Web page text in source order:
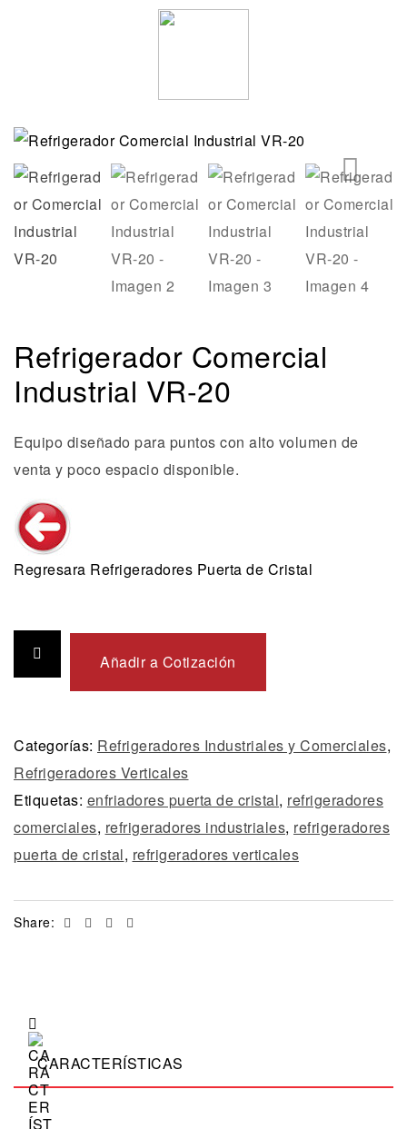
🔍
Refrigerador Comercial
Industrial VR-20
Equipo diseñado para puntos con alto volumen de
venta y poco espacio disponible.
Regresara Refrigeradores Puerta de Cristal
Añadir a Cotización
Categorías: Refrigeradores Industriales y Comerciales,
Refrigeradores Verticales
Etiquetas: enfriadores puerta de cristal, refrigeradores
comerciales, refrigeradores industriales, refrigeradores
puerta de cristal, refrigeradores verticales
Share: Facebook
TwitterLinkedin
CARACTERÍSTICAS